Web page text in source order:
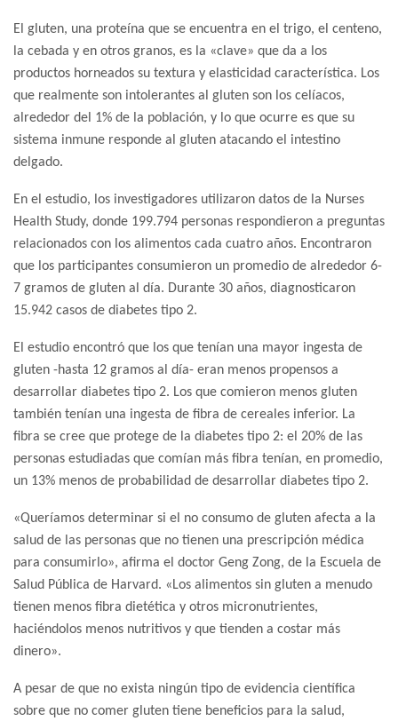
El gluten, una proteína que se encuentra en el trigo, el centeno,
la cebada y en otros granos, es la «clave» que da a los
productos horneados su textura y elasticidad característica. Los
que realmente son intolerantes al gluten son los celíacos,
alrededor del 1% de la población, y lo que ocurre es que su
sistema inmune responde al gluten atacando el intestino
delgado.
En el estudio, los investigadores utilizaron datos de la Nurses
Health Study, donde 199.794 personas respondieron a preguntas
relacionados con los alimentos cada cuatro años. Encontraron
que los participantes consumieron un promedio de alrededor 6-
7 gramos de gluten al día. Durante 30 años, diagnosticaron
15.942 casos de diabetes tipo 2.
El estudio encontró que los que tenían una mayor ingesta de
gluten -hasta 12 gramos al día- eran menos propensos a
desarrollar diabetes tipo 2. Los que comieron menos gluten
también tenían una ingesta de fibra de cereales inferior. La
fibra se cree que protege de la diabetes tipo 2: el 20% de las
personas estudiadas que comían más fibra tenían, en promedio,
un 13% menos de probabilidad de desarrollar diabetes tipo 2.
«Queríamos determinar si el no consumo de gluten afecta a la
salud de las personas que no tienen una prescripción médica
para consumirlo», afirma el doctor Geng Zong, de la Escuela de
Salud Pública de Harvard. «Los alimentos sin gluten a menudo
tienen menos fibra dietética y otros micronutrientes,
haciéndolos menos nutritivos y que tienden a costar más
dinero».
A pesar de que no exista ningún tipo de evidencia científica
sobre que no comer gluten tiene beneficios para la salud,